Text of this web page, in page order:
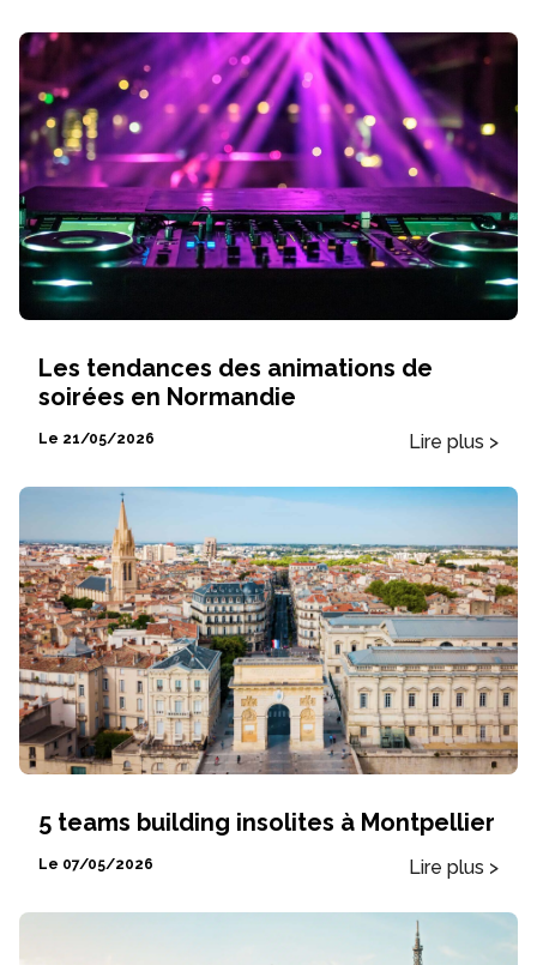
Les tendances des animations de
soirées en Normandie
Le 21/05/2026 Lire plus >
5 teams building insolites à Montpellier
Le 07/05/2026 Lire plus >